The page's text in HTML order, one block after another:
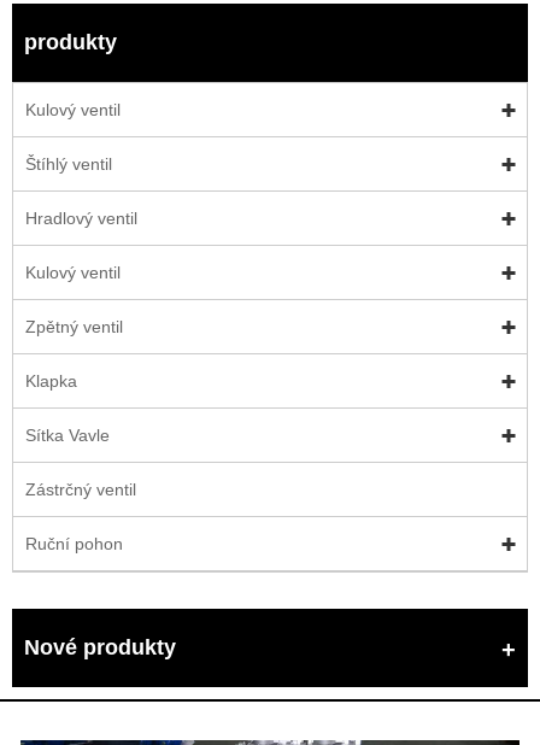
produkty
Kulový ventil
Štíhlý ventil
Hradlový ventil
Kulový ventil
Zpětný ventil
Klapka
Sítka Vavle
Zástrčný ventil
Ruční pohon
Nové produkty